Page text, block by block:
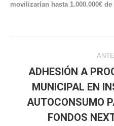
movilizarían hasta 1.000.000€
entre
publicaciones
ADHESIÓN A
MUNICIPAL EN
AUTOCONSUMO
FONDOS